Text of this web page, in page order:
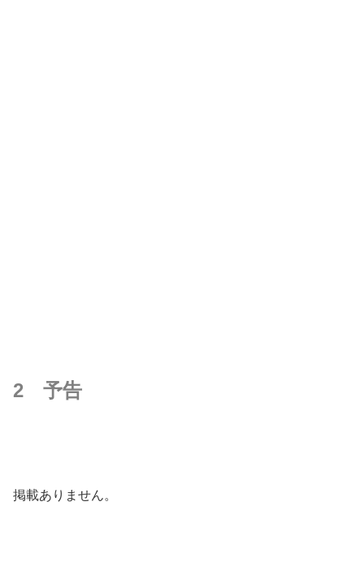
2 予告
掲載ありません。